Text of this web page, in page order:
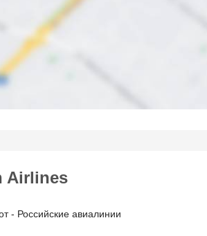
Airlines
- Российские авиалинии